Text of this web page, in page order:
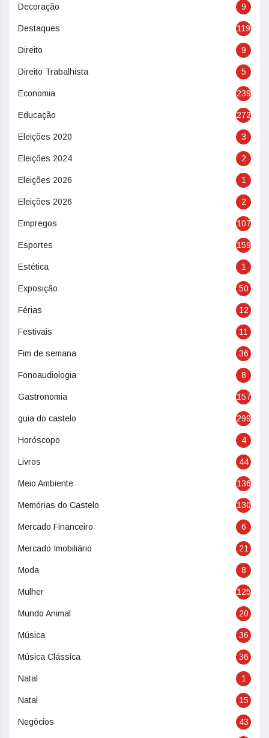
Decoração 9
Destaques 119
Direito 9
Direito Trabalhista 5
Economia 239
Educação 272
Eleições 2020 3
Eleições 2024 2
Eleições 2026 1
Eleições 2026 2
Empregos 107
Esportes 159
Estética 1
Exposição 50
Férias 12
Festivais 11
Fim de semana 36
Fonoaudiologia 8
Gastronomia 157
guia do castelo 299
Horóscopo 4
Livros 44
Meio Ambiente 136
Memórias do Castelo 130
Mercado Financeiro 6
Mercado Imobiliário 21
Moda 8
Mulher 125
Mundo Animal 20
Música 36
Música Clássica 36
Natal 1
Natal 15
Negócios 43